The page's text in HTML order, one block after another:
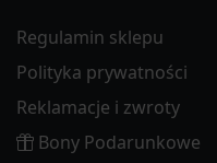
Regulamin sklepu
Polityka prywatności
Reklamacje i zwroty
Bony Podarunkowe